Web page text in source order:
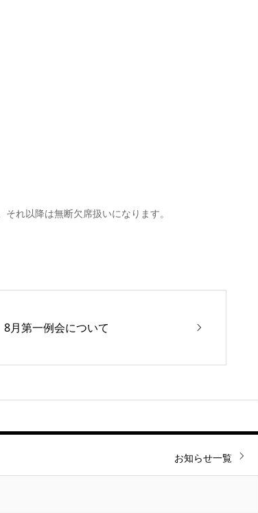
れ以降は無断欠席扱いになります。
8月第一例会について
お知らせ一覧